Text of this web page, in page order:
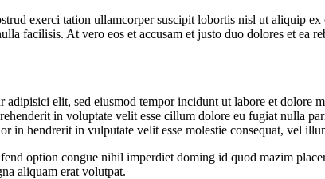
exerci tation ullamcorper suscipit lobortis nisl ut aliquip
facilisis. At vero eos et accusam et justo duo dolores et ea
adipisici elit, sed eiusmod tempor incidunt ut labore et
in voluptate velit esse cillum dolore eu fugiat nulla
in hendrerit in vulputate velit esse molestie consequat, vel
option congue nihil imperdiet doming id quod mazim
aliquam erat volutpat.